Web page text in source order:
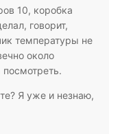
10, коробка
говорит,
температуры не
около
Я уже и незнаю,